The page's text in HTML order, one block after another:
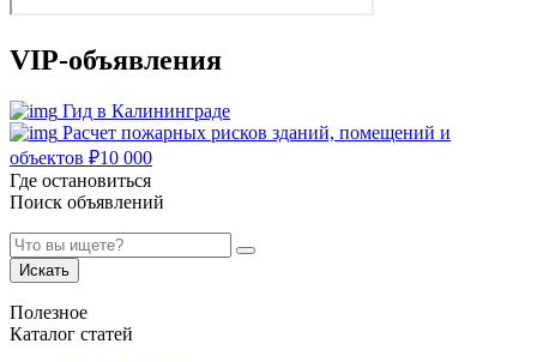
VIP-объявления
Гид в Калининграде
Расчет пожарных рисков зданий, помещений и
объектов ₽10 000
Где остановиться
Поиск объявлений
Искать
Полезное
Каталог статей